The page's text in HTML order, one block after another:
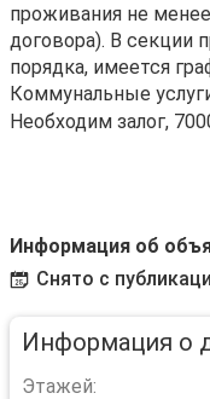
проживания не
договора). В секции
порядка, имеется
Коммунальные
Необходим залог,
Информация об
Снято с
Информация о
Этажей: